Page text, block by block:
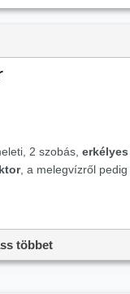
2 szobás, erkélyes
, a melegvízről pedig
többet